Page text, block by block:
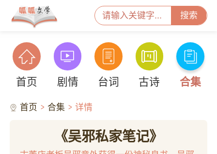
搜索
首页 剧情 台词 古诗 合集
首页 合集 详情
《吴邪私家笔记》